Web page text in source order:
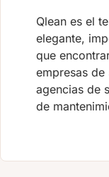
Qlean es el
elegante,
que
empresas
agencias de
de